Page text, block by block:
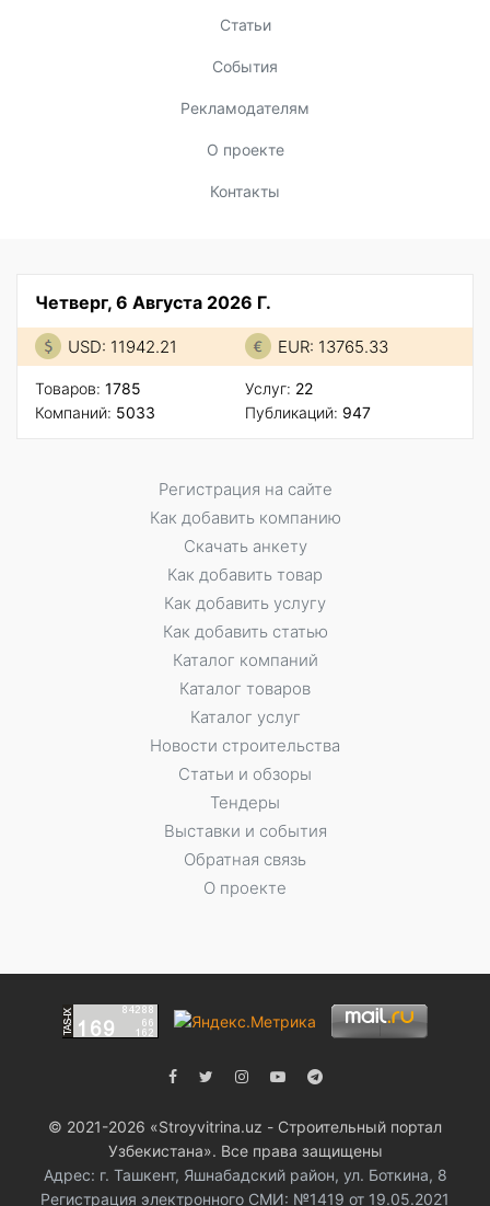
Статьи
События
Рекламодателям
О проекте
Контакты
Четверг, 6 Августа 2026 Г.
USD: 11942.21 EUR: 13765.33
Товаров: 1785
Компаний: 5033
Услуг: 22
Публикаций: 947
Регистрация на сайте
Как добавить компанию
Скачать анкету
Как добавить товар
Как добавить услугу
Как добавить статью
Каталог компаний
Каталог товаров
Каталог услуг
Новости строительства
Статьи и обзоры
Тендеры
Выставки и события
Обратная связь
О проекте
© 2021-2026 «Stroyvitrina.uz - Строительный портал
Узбекистана». Все права защищены
Адрес: г. Ташкент, Яшнабадский район, ул. Боткина, 8
Регистрация электронного СМИ: №1419 от 19.05.2021